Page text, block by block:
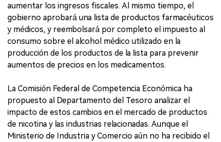
aumentar los ingresos fiscales. Al mismo tiempo, el
gobierno aprobará una lista de productos farmacéuticos
y médicos, y reembolsará por completo el impuesto al
consumo sobre el alcohol médico utilizado en la
producción de los productos de la lista para prevenir
aumentos de precios en los medicamentos.
La Comisión Federal de Competencia Económica ha
propuesto al Departamento del Tesoro analizar el
impacto de estos cambios en el mercado de productos
de nicotina y las industrias relacionadas. Aunque el
Ministerio de Industria y Comercio aún no ha recibido el